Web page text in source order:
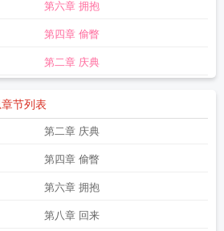
第六章 拥抱
第四章 偷瞥
第二章 庆典
章节列表
第二章 庆典
第四章 偷瞥
第六章 拥抱
第八章 回来